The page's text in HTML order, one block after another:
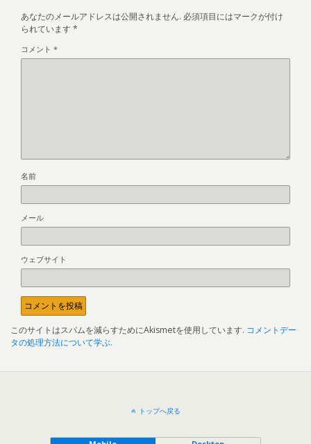
あなたのメールアドレスは公開されません. 必須項目にはマークが付け
られています *
コメント *
名前
メール
ウェブサイト
このサイトはスパムを減らすためにAkismetを使用しています. コメントデー
タの処理方法について学ぶ.
トップへ戻る